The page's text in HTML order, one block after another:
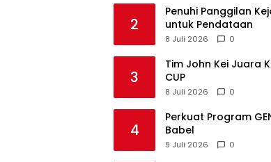
2
Penuhi Panggilan
untuk Pendataan
8 Juli 2026 0
3
Tim John Kei Juara
CUP
8 Juli 2026 0
4
Perkuat Program
Babel
9 Juli 2026 0